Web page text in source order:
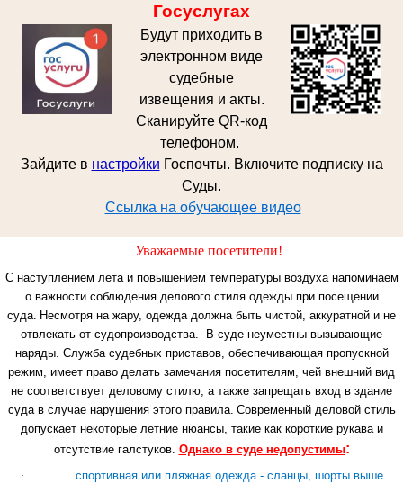
Госуслугах
Будут приходить в
электронном виде
судебные
извещения и акты.
Сканируйте QR-код
телефоном.
Зайдите в настройки Госпочты. Включите подписку на
Суды.
Ссылка на обучающее видео
Уважаемые посетители!
С наступлением лета и повышением температуры воздуха напоминаем
о важности соблюдения делового стиля одежды при посещении
суда. Несмотря на жару, одежда должна быть чистой, аккуратной и не
отвлекать от судопроизводства. В суде неуместны вызывающие
наряды. Служба судебных приставов, обеспечивающая пропускной
режим, имеет право делать замечания посетителям, чей внешний вид
не соответствует деловому стилю, а также запрещать вход в здание
суда в случае нарушения этого правила. Современный деловой стиль
допускает некоторые летние нюансы, такие как короткие рукава и
отсутствие галстуков. Однако в суде недопустимы:
·
спортивная или пляжная одежда - сланцы, шорты выше